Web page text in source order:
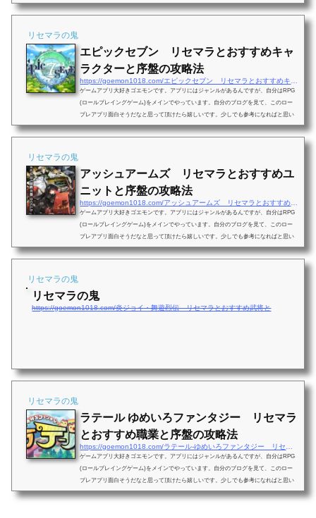
ます。今回はロールプレイングの「ドラゴンクエストウォーク」のことを書いていき
たいと思います。ドラゴンクエストウォークドラゴンクエストウォークはシリーズ初
リセマラの鬼
エピックセブン リセマラとおすすめキャ
ラクターと序盤の攻略法
https://goemon1018.com/エピックセブン リセマラとおすすめキャラクタ
ゲームアプリ大好きゴエモンです。アプリにはジャンルがあるんですが、自分はRPG
(ロールプレイングゲーム)をメインでやっています。自分のブログを見て、このロー
プレアプリ面白そうだなと思って頂けたら嬉しいです。少しでも参考になればと思い
ます。今回はロールプレイングの「エピックセブン」のことを書いていきたいと思い
ます。エピックセブンエピックセブンは己の手で紡がれる至高のアニメRPGです。戦
リセマラの鬼
アッシュアームズ リセマラとおすすめユ
ニットと序盤の攻略法
https://goemon1018.com/アッシュアームズ リセマラとおすすめユニット
ゲームアプリ大好きゴエモンです。アプリにはジャンルがあるんですが、自分はRPG
(ロールプレイングゲーム)をメインでやっています。自分のブログを見て、このロー
プレアプリ面白そうだなと思って頂けたら嬉しいです。少しでも参考になればと思い
ます。今回はロールプレイングの「アッシュアームズ」のことを書いていきたいと思
います。アッシュアームズアッシュアームズは美少女×ミリタリーシュミレーションR
リセマラの鬼
リセマラの鬼
https://goemon1018.com/炎ジョイ・舞遊烈伝 リセマラとおすすめ武将と
リセマラの鬼
ラテール ゆめいろファンタジー リセマラ
とおすすめ職業と序盤の攻略法
https://goemon1018.com/ラテール-ゆめいろファンタジー リセマラとおす
ゲームアプリ大好きゴエモンです。アプリにはジャンルがあるんですが、自分はRPG
(ロールプレイングゲーム)をメインでやっています。自分のブログを見て、このロー
プレアプリ面白そうだなと思って頂けたら嬉しいです。少しでも参考になればと思い
ます。今回はロールプレイングの「ラテール ゆめいろファンタジー」のことを書いて